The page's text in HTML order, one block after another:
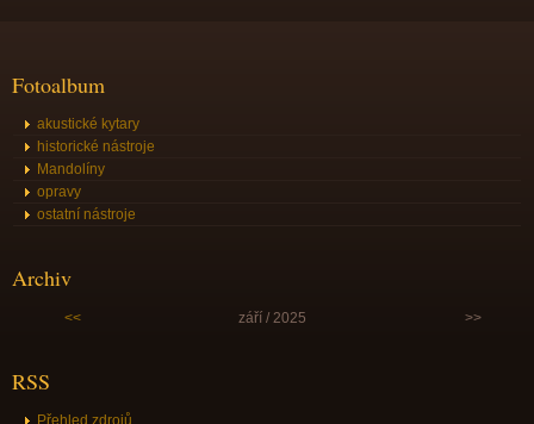
Fotoalbum
akustické kytary
historické nástroje
Mandolíny
opravy
ostatní nástroje
Archiv
<< září / 2025 >>
RSS
Přehled zdrojů